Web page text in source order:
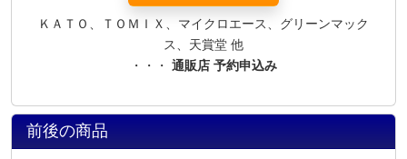
ＫＡＴＯ、ＴＯＭＩＸ、マイクロエース、グリーンマック
ス、天賞堂 他
・・・ 通販店 予約申込み
前後の商品